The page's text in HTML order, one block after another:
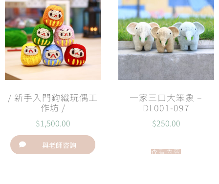
/ 新手入門鉤織玩偶工
作坊 /
$1,500.00
與老師咨詢
一家三口大笨象 –
DL001-097
$250.00
查看內容